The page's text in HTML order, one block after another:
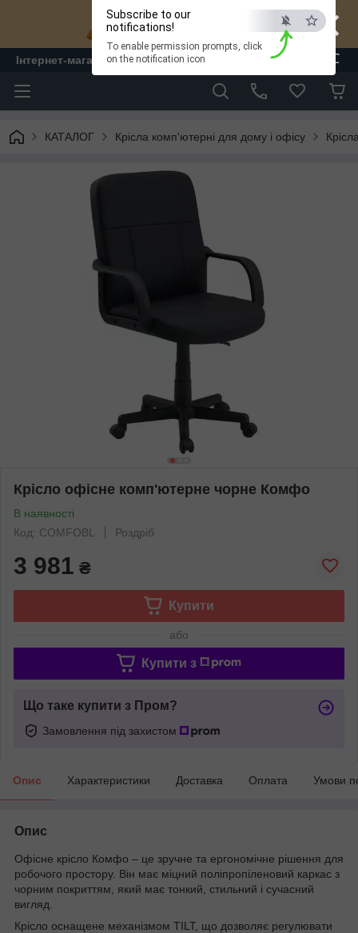
×
ESC
Subscribe to our
notifications!
To enable permission prompts, click
on the notification icon
Інтернет-магазин "ЛАМ" - меблі
КАТАЛОГ Крісла комп'ютерні для дому і офісу
Крісло офісне комп'ютерне чорне Комфо
В наявності
Код: COMFOBL
Роздріб
3 981 ₴
Купити
або
Купити з
Що таке купити з Пром?
Замовлення під захистом
Опис Характеристики Доставка Оплата Умови
Опис
Офісне крісло Комфо – це зручне та ергономічне рішення для
робочого простору. Він має міцний поліпропіленовий каркас з
чорним покриттям, який має тонкий, стильний і сучасний
вигляд.
Крісло оснащене механізмом TILT, що дозволяє регулювати